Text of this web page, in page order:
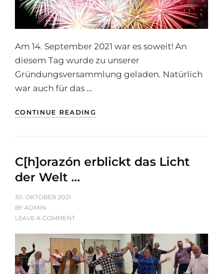
VEREIN
…!
Am 14. September 2021 war es soweit! An
diesem Tag wurde zu unserer
Gründungsversammlung geladen. Natürlich
war auch für das …
CONTINUE READING
C[h]orazón erblickt das Licht
der Welt …
POSTED
ON
30. OKTOBER 2021
BY ADMIN
LEAVE A COMMENTON
ERBLICKT
DAS
LICHT
DER